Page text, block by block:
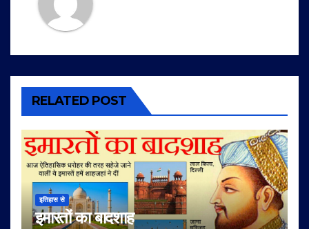
RELATED POST
इतिहास से
इमारतों का बादशाह